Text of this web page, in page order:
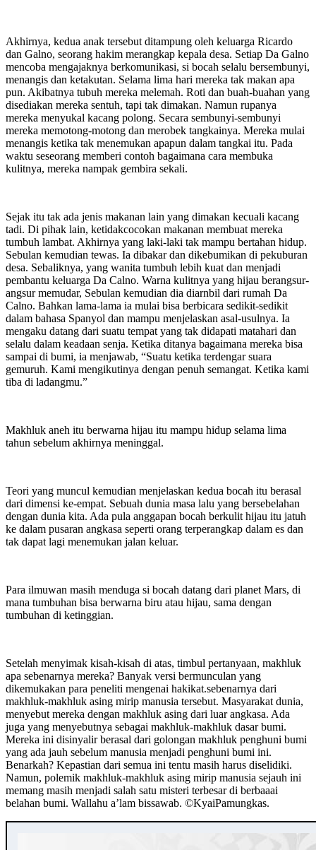
Akhirnya, kedua anak tersebut ditampung oleh keluarga Ricardo
dan Galno, seorang hakim merangkap kepala desa. Setiap Da Galno
mencoba mengajaknya berkomunikasi, si bocah selalu bersembunyi,
menangis dan ketakutan. Selama lima hari mereka tak makan apa
pun. Akibatnya tubuh mereka melemah. Roti dan buah-buahan yang
disediakan mereka sentuh, tapi tak dimakan. Namun rupanya
mereka menyukal kacang polong. Secara sembunyi-sembunyi
mereka memotong-motong dan merobek tangkainya. Mereka mulai
menangis ketika tak menemukan apapun dalam tangkai itu. Pada
waktu seseorang memberi contoh bagaimana cara membuka
kulitnya, mereka nampak gembira sekali.
Sejak itu tak ada jenis makanan lain yang dimakan kecuali kacang
tadi. Di pihak lain, ketidakcocokan makanan membuat mereka
tumbuh lambat. Akhirnya yang laki-laki tak mampu bertahan hidup.
Sebulan kemudian tewas. Ia dibakar dan dikebumikan di pekuburan
desa. Sebaliknya, yang wanita tumbuh lebih kuat dan menjadi
pembantu keluarga Da Calno. Warna kulitnya yang hijau berangsur-
angsur memudar, Sebulan kemudian dia diarnbil dari rumah Da
Calno. Bahkan lama-lama ia mulai bisa berbicara sedikit-sedikit
dalam bahasa Spanyol dan mampu menjelaskan asal-usulnya. Ia
mengaku datang dari suatu tempat yang tak didapati matahari dan
selalu dalam keadaan senja. Ketika ditanya bagaimana mereka bisa
sampai di bumi, ia menjawab, “Suatu ketika terdengar suara
gemuruh. Kami mengikutinya dengan penuh semangat. Ketika kami
tiba di ladangmu.”
Makhluk aneh itu berwarna hijau itu mampu hidup selama lima
tahun sebelum akhirnya meninggal.
Teori yang muncul kemudian menjelaskan kedua bocah itu berasal
dari dimensi ke-empat. Sebuah dunia masa lalu yang bersebelahan
dengan dunia kita. Ada pula anggapan bocah berkulit hijau itu jatuh
ke dalam pusaran angkasa seperti orang terperangkap dalam es dan
tak dapat lagi menemukan jalan keluar.
Para ilmuwan masih menduga si bocah datang dari planet Mars, di
mana tumbuhan bisa berwarna biru atau hijau, sama dengan
tumbuhan di ketinggian.
Setelah menyimak kisah-kisah di atas, timbul pertanyaan, makhluk
apa sebenarnya mereka? Banyak versi bermunculan yang
dikemukakan para peneliti mengenai hakikat.sebenarnya dari
makhluk-makhluk asing mirip manusia tersebut. Masyarakat dunia,
menyebut mereka dengan makhluk asing dari luar angkasa. Ada
juga yang menyebutnya sebagai makhluk-makhluk dasar bumi.
Mereka ini disinyalir berasal dari golongan makhluk penghuni bumi
yang ada jauh sebelum manusia menjadi penghuni bumi ini.
Benarkah? Kepastian dari semua ini tentu masih harus diselidiki.
Namun, polemik makhluk-makhluk asing mirip manusia sejauh ini
memang masih menjadi salah satu misteri terbesar di berbaaai
belahan bumi. Wallahu a’lam bissawab. ©️KyaiPamungkas.